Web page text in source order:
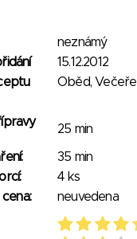
neznámý
15.12.2012
Oběd, Večeře
25 min
35 min
4 ks
cena:
neuvedena